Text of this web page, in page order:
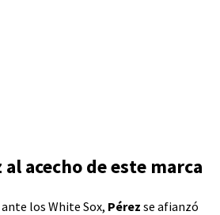
acecho de este marca
los White Sox, Pérez se afianzó